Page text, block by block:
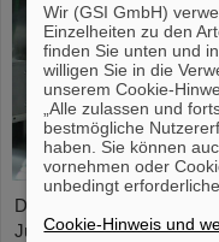
Dr. Jonas Ohland,
Juni die
Wir (GSI GmbH)
Einzelheiten zu den
finden Sie unten und
willigen Sie in die
unserem Cookie-
„Alle zulassen und
bestmögliche
haben. Sie können
vornehmen oder
unbedingt
Cookie-Hinweis und